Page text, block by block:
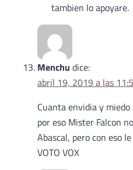
tambien lo apoyare.
Menchu dice:
abril 19, 2019 a las
Cuanta envidia y
por eso Mister Falcon
Abascal, pero con eso
VOTO VOX